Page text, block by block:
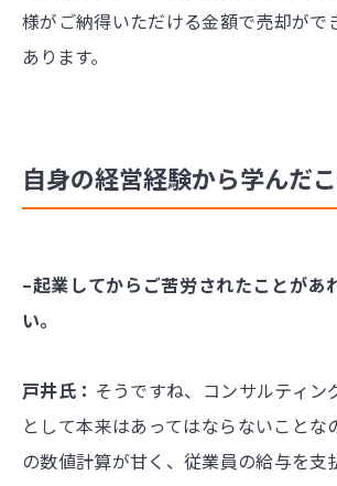
様がご納得いただける金額で売却がで
あります。
自身の経営経験から学んだ
–起業してからご苦労されたことがあ
い。
戸井氏： そうですね、コンサルティン
として本来はあってはならないことな
の数値計算が甘く、従業員の給与を支